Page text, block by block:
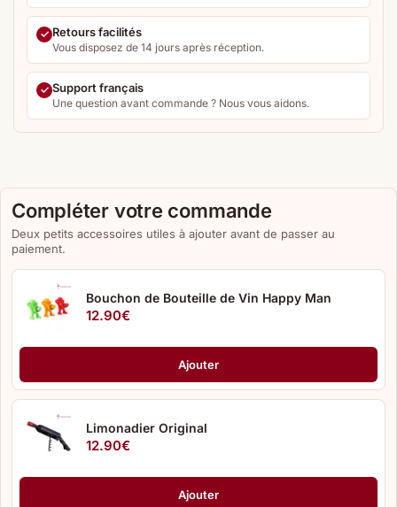
Retours facilités
Vous disposez de 14 jours après réception.
Support français
Une question avant commande ? Nous vous aidons.
Compléter votre commande
Deux petits accessoires utiles à ajouter avant de passer au
paiement.
Bouchon de Bouteille de Vin Happy Man
12.90€
Ajouter
Limonadier Original
12.90€
Ajouter